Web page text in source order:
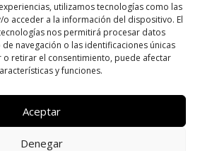
utilizamos tecnologías como las
acceder a la información del dispositivo. El
nos permitirá procesar datos
navegación o las identificaciones únicas
o retirar el consentimiento, puede afectar
y funciones.
Aceptar
Denegar
bursátiles.
SÍGUENOS